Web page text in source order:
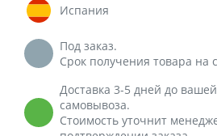
Испания
Под заказ.
Срок получения товара на
Доставка 3-5 дней до
самовывоза.
Стоимость уточнит